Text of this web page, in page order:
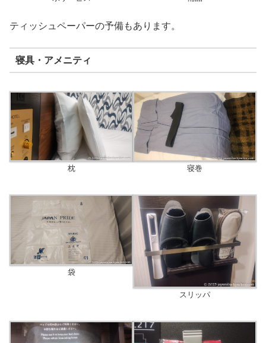
ティッシュペーパーの予備もあります。
寝具・アメニティ
枕 寝巻
袋
スリッパ